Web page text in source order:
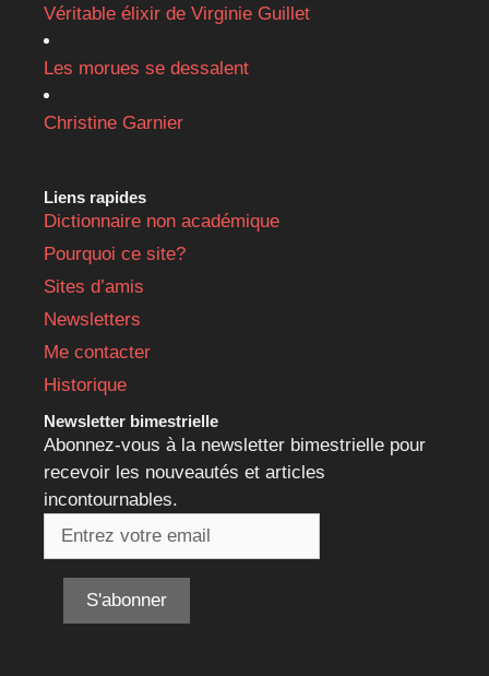
Véritable élixir de Virginie Guillet
Les morues se dessalent
Christine Garnier
Liens rapides
Dictionnaire non académique
Pourquoi ce site?
Sites d’amis
Newsletters
Me contacter
Historique
Newsletter bimestrielle
Abonnez-vous à la newsletter bimestrielle pour
recevoir les nouveautés et articles
incontournables.